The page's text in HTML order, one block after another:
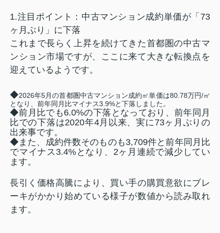
1.注目ポイント：中古マンション成約単価が「73
ヶ月ぶり」に下落
これまで長らく上昇を続けてきた首都圏の中古マ
ンション市場ですが、ここに来て大きな転換点を
迎えているようです。
◆2026年5月の首都圏中古マンション成約㎡単価は80.78万円/㎡
となり、前年同月比マイナス3.9%と下落しました 。
◆前月比でも6.0%の下落となっており、前年同月
比での下落は2020年4月以来、実に73ヶ月ぶりの
出来事です。
◆また、成約件数そのものも3,709件と前年同月比
でマイナス3.4%となり、2ヶ月連続で減少してい
ます。
長引く価格高騰により、買い手の購買意欲にブレ
ーキがかかり始めている様子が数値から読み取れ
ます。